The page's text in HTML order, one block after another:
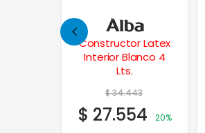
Esmalte Epoxi con
Catalizador Negro
1 Lt.
$53.858
$ 43.086
20%